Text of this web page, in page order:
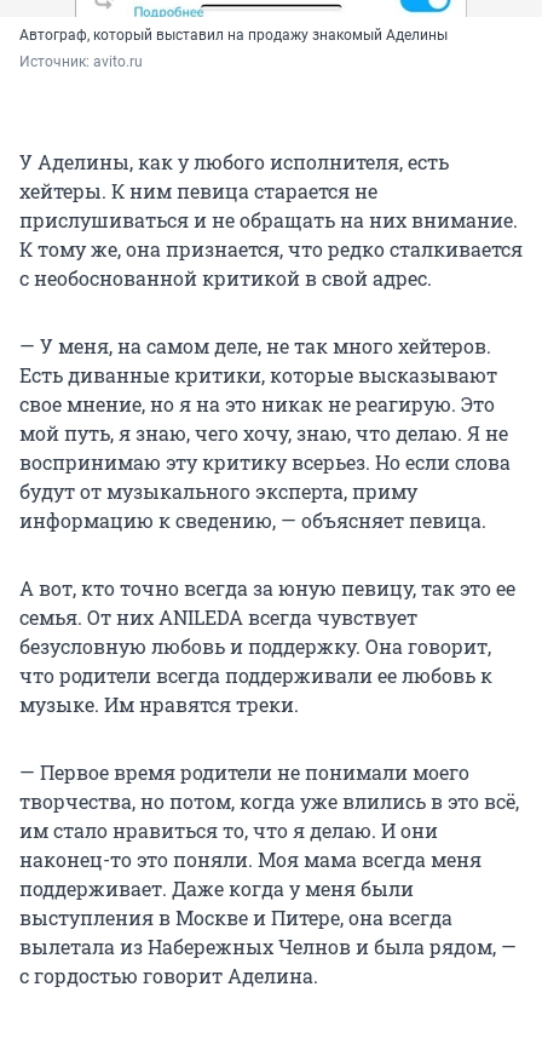
Автограф, который выставил на продажу знакомый Аделины
Источник: avito.ru
У Аделины, как у любого исполнителя, есть
хейтеры. К ним певица старается не
прислушиваться и не обращать на них внимание.
К тому же, она признается, что редко сталкивается
с необоснованной критикой в свой адрес.
— У меня, на самом деле, не так много хейтеров.
Есть диванные критики, которые высказывают
свое мнение, но я на это никак не реагирую. Это
мой путь, я знаю, чего хочу, знаю, что делаю. Я не
воспринимаю эту критику всерьез. Но если слова
будут от музыкального эксперта, приму
информацию к сведению, — объясняет певица.
А вот, кто точно всегда за юную певицу, так это ее
семья. От них ANILEDA всегда чувствует
безусловную любовь и поддержку. Она говорит,
что родители всегда поддерживали ее любовь к
музыке. Им нравятся треки.
— Первое время родители не понимали моего
творчества, но потом, когда уже влились в это всё,
им стало нравиться то, что я делаю. И они
наконец-то это поняли. Моя мама всегда меня
поддерживает. Даже когда у меня были
выступления в Москве и Питере, она всегда
вылетала из Набережных Челнов и была рядом, —
с гордостью говорит Аделина.